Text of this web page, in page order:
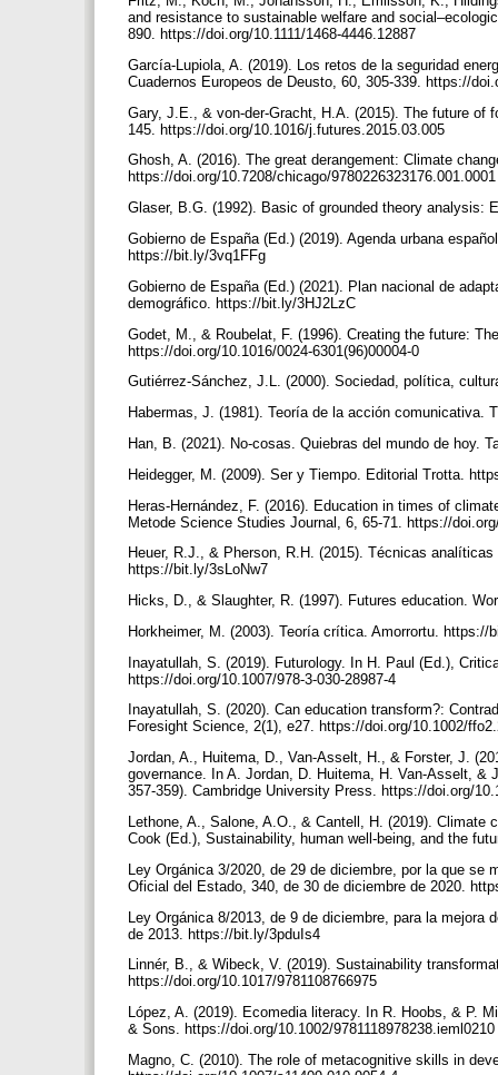
and resistance to sustainable welfare and
890. https://doi.org/10.1111/1468-4446.12887
García-Lupiola, A. (2019). Los retos de la seguridad
Cuadernos Europeos de Deusto, 60, 305-339. https://
Gary, J.E., & von-der-Gracht, H.A. (2015). The future of
145. https://doi.org/10.1016/j.futures.2015.03.005
Ghosh, A. (2016). The great derangement: Climate
https://doi.org/10.7208/chicago/
Glaser, B.G. (1992). Basic of grounded theory
Gobierno de España (Ed.) (2019). Agenda urbana
https://bit.ly/3vq1FFg
Gobierno de España (Ed.) (2021). Plan nacional de
demográfico. https://bit.ly/3HJ2LzC
Godet, M., & Roubelat, F. (1996). Creating the future:
https://doi.org/10.1016/0024-6301(96)00004-0
Gutiérrez-Sánchez, J.L. (2000). Sociedad, política,
Habermas, J. (1981). Teoría de la acción comunicativa.
Han, B. (2021). No-cosas. Quiebras del mundo de hoy.
Heidegger, M. (2009). Ser y Tiempo. Editorial Trotta.
Heras-Hernández, F. (2016). Education in times of
Metode Science Studies Journal, 6, 65-71. https://
Heuer, R.J., & Pherson, R.H. (2015). Técnicas
https://bit.ly/3sLoNw7
Hicks, D., & Slaughter, R. (1997). Futures education.
Horkheimer, M. (2003). Teoría crítica. Amorrortu.
Inayatullah, S. (2019). Futurology. In H. Paul (Ed.),
https://doi.org/10.1007/978-3-030-28987-4
Inayatullah, S. (2020). Can education transform?:
Foresight Science, 2(1), e27. https://doi.org/10.1002/
Jordan, A., Huitema, D., Van-Asselt, H., & Forster, J.
governance. In A. Jordan, D. Huitema, H. Van-Asselt,
357-359). Cambridge University Press. https://doi.org/
Lethone, A., Salone, A.O., & Cantell, H. (2019). Climate
Cook (Ed.), Sustainability, human well-being, and the
Ley Orgánica 3/2020, de 29 de diciembre, por la que
Oficial del Estado, 340, de 30 de diciembre de 2020.
Ley Orgánica 8/2013, de 9 de diciembre, para la
de 2013. https://bit.ly/3pduIs4
Linnér, B., & Wibeck, V. (2019). Sustainability
https://doi.org/10.1017/9781108766975
López, A. (2019). Ecomedia literacy. In R. Hoobs, & P.
& Sons. https://doi.org/10.1002/9781118978238.ieml0210
Magno, C. (2010). The role of metacognitive skills in